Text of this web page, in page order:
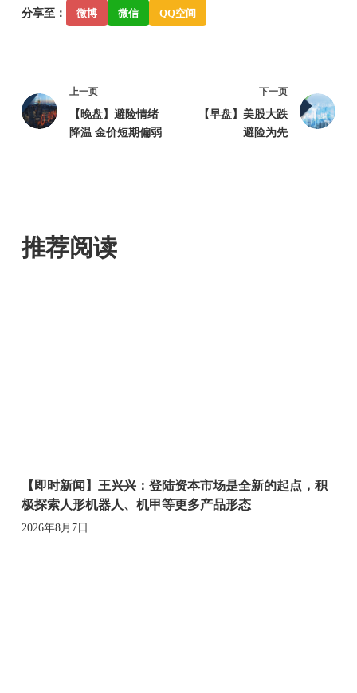
分享至： 微博 微信 QQ空间
上一页
【晚盘】避险情绪
降温 金价短期偏弱
下一页
【早盘】美股大跌
避险为先
推荐阅读
【即时新闻】王兴兴：登陆资本市场是全新的起点，积
极探索人形机器人、机甲等更多产品形态
2026年8月7日